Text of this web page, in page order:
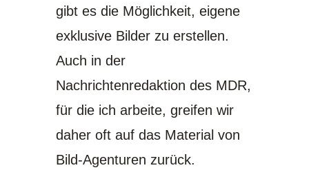
gibt es die Möglichkeit, eigene
exklusive Bilder zu erstellen.
Auch in der
Nachrichtenredaktion des MDR,
für die ich arbeite, greifen wir
daher oft auf das Material von
Bild-Agenturen zurück.